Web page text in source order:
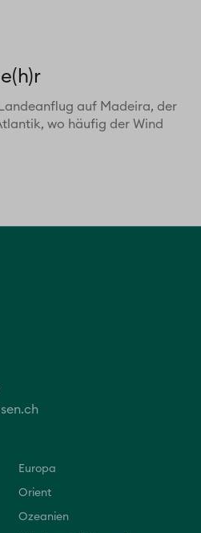
auf Madeira, der
wo häufig der Wind
Europa
Orient
Ozeanien